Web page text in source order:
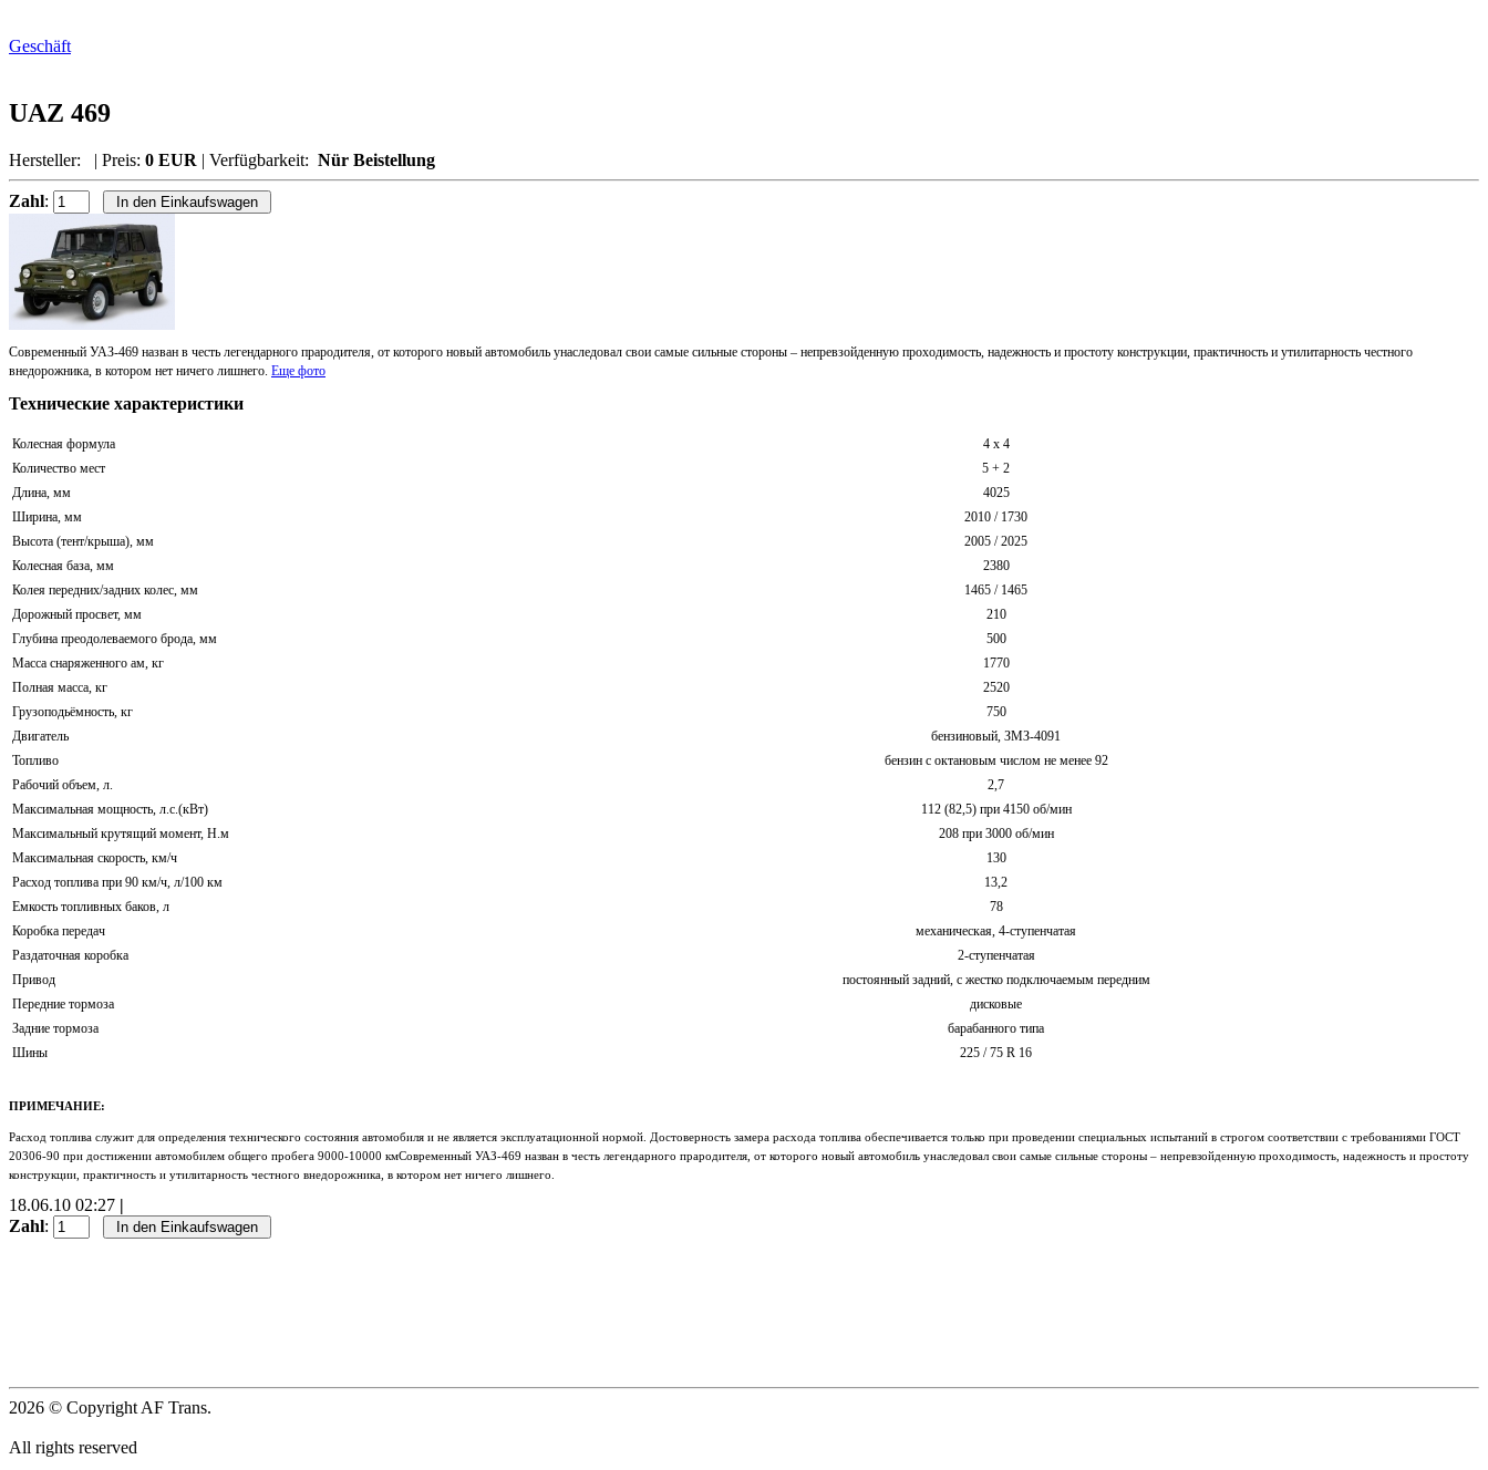
Geschäft
UAZ 469
Hersteller: | Preis: 0 EUR | Verfügbarkeit: Nür Beistellung
Zahl:
Современный УАЗ-469 назван в честь легендарного прародителя, от которого новый автомобиль унаследовал свои самые сильные стороны – непревзойденную проходимость, надежность и простоту конструкции, практичность и утилитарность честного
внедорожника, в котором нет ничего лишнего. Еще фото
Технические характеристики
Колесная формула
4 х 4
Количество мест
5 + 2
Длина, мм
4025
Ширина, мм
2010 / 1730
Высота (тент/крыша), мм
2005 / 2025
Колесная база, мм
2380
Колея передних/задних колес, мм
1465 / 1465
Дорожный просвет, мм
210
Глубина преодолеваемого брода, мм
500
Масса снаряженного ам, кг
1770
Полная масса, кг
2520
Грузоподьёмность, кг
750
Двигатель
бензиновый, ЗМЗ-4091
Топливо
бензин с октановым числом не менее 92
Рабочий объем, л.
2,7
Максимальная мощность, л.с.(кВт)
112 (82,5) при 4150 об/мин
Максимальный крутящий момент, Н.м
208 при 3000 об/мин
Максимальная скорость, км/ч
130
Расход топлива при 90 км/ч, л/100 км
13,2
Емкость топливных баков, л
78
Коробка передач
механическая, 4-ступенчатая
Раздаточная коробка
2-ступенчатая
Привод
постоянный задний, с жестко подключаемым передним
Передние тормоза
дисковые
Задние тормоза
барабанного типа
Шины
225 / 75 R 16
ПРИМЕЧАНИЕ:
Расход топлива служит для определения технического состояния автомобиля и не является эксплуатационной нормой. Достоверность замера расхода топлива обеспечивается только при проведении специальных испытаний в строгом соответствии с требованиями ГОСТ
20306-90 при достижении автомобилем общего пробега 9000-10000 кмСовременный УАЗ-469 назван в честь легендарного прародителя, от которого новый автомобиль унаследовал свои самые сильные стороны – непревзойденную проходимость, надежность и простоту
конструкции, практичность и утилитарность честного внедорожника, в котором нет ничего лишнего.
18.06.10 02:27
Zahl:
2026 © Copyright AF Trans.
All rights reserved